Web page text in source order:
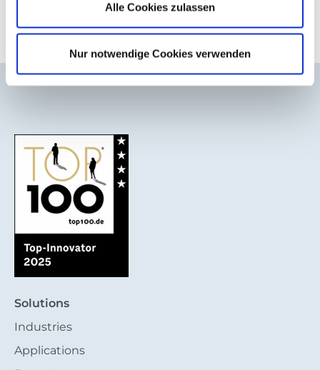
Alle Cookies zulassen
Nur notwendige Cookies verwenden
Engineering
Solutions
Industries
Applications